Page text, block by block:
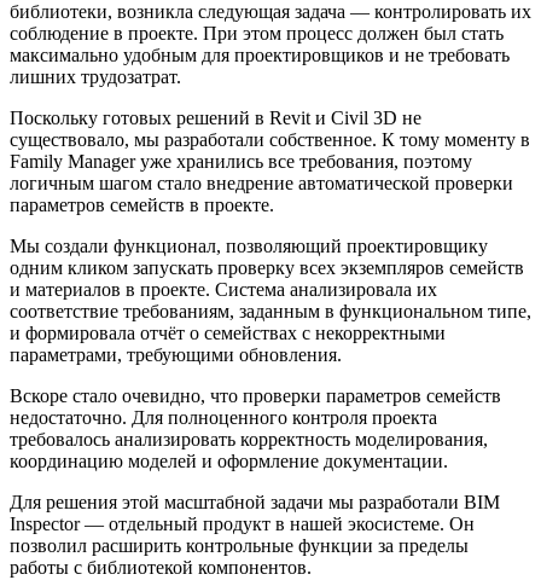
библиотеки, возникла следующая задача — контролировать их
соблюдение в проекте. При этом процесс должен был стать
максимально удобным для проектировщиков и не требовать
лишних трудозатрат.
Поскольку готовых решений в Revit и Civil 3D не
существовало, мы разработали собственное. К тому моменту в
Family Manager уже хранились все требования, поэтому
логичным шагом стало внедрение автоматической проверки
параметров семейств в проекте.
Мы создали функционал, позволяющий проектировщику
одним кликом запускать проверку всех экземпляров семейств
и материалов в проекте. Система анализировала их
соответствие требованиям, заданным в функциональном типе,
и формировала отчёт о семействах с некорректными
параметрами, требующими обновления.
Вскоре стало очевидно, что проверки параметров семейств
недостаточно. Для полноценного контроля проекта
требовалось анализировать корректность моделирования,
координацию моделей и оформление документации.
Для решения этой масштабной задачи мы разработали BIM
Inspector — отдельный продукт в нашей экосистеме. Он
позволил расширить контрольные функции за пределы
работы с библиотекой компонентов.